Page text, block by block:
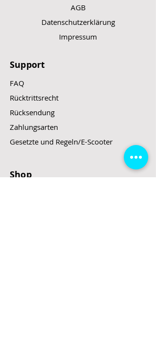
AGB
Datenschutzerklärung
Impressum
Support
FAQ
Rücktrittsrecht
Rücksendung
Zahlungsarten
Gesetzte und Regeln/E-Scooter
Shop